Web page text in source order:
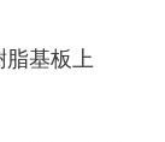
基板上